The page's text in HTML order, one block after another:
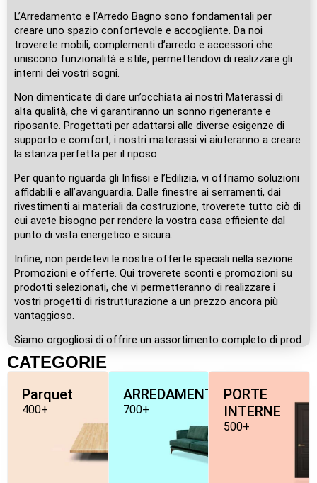
L’Arredamento e l’Arredo Bagno sono fondamentali per
creare uno spazio confortevole e accogliente. Da noi
troverete mobili, complementi d’arredo e accessori che
uniscono funzionalità e stile, permettendovi di realizzare gli
interni dei vostri sogni.
Non dimenticate di dare un’occhiata ai nostri Materassi di
alta qualità, che vi garantiranno un sonno rigenerante e
riposante. Progettati per adattarsi alle diverse esigenze di
supporto e comfort, i nostri materassi vi aiuteranno a creare
la stanza perfetta per il riposo.
Per quanto riguarda gli Infissi e l’Edilizia, vi offriamo soluzioni
affidabili e all’avanguardia. Dalle finestre ai serramenti, dai
rivestimenti ai materiali da costruzione, troverete tutto ciò di
cui avete bisogno per rendere la vostra casa efficiente dal
punto di vista energetico e sicura.
Infine, non perdetevi le nostre offerte speciali nella sezione
Promozioni e offerte. Qui troverete sconti e promozioni su
prodotti selezionati, che vi permetteranno di realizzare i
vostri progetti di ristrutturazione a un prezzo ancora più
vantaggioso.
Siamo orgogliosi di offrire un assortimento completo di prod
CATEGORIE
Parquet
400+
ARREDAMENTO
700+
PORTE
INTERNE
500+